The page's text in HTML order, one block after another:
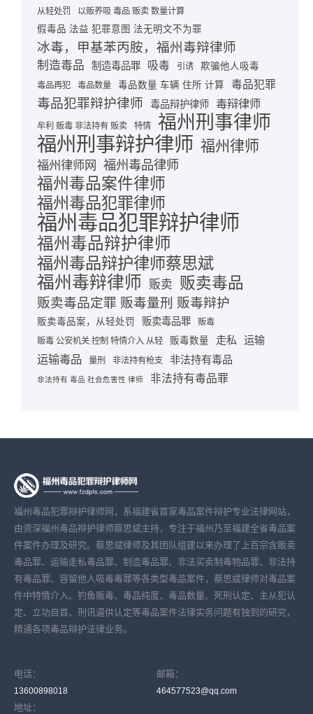
从轻处罚 以贩养吸 毒品 贩卖 数量计算
假毒品 法益 犯罪意图 法无明文不为罪
冰毒，甲基苯丙胺，福州毒辩律师
制造毒品 制造毒品罪 吸毒 引诱 欺骗他人吸毒
毒品再犯 毒品数量 毒品数量 车辆 住所 计算 毒品犯罪
毒品犯罪辩护律师 毒品辩护律师 毒辩律师
牟利 贩毒 非法持有 贩卖 特情 福州刑事律师
福州刑事辩护律师 福州律师
福州律师网 福州毒品律师
福州毒品案件律师
福州毒品犯罪律师
福州毒品犯罪辩护律师
福州毒品辩护律师
福州毒品辩护律师蔡思斌
福州毒辩律师 贩卖 贩卖毒品
贩卖毒品定罪 贩毒量刑 贩毒辩护
贩卖毒品案，从轻处罚 贩卖毒品罪
贩毒
贩毒 公安机关 控制 特情介入 从轻
贩毒数量 走私 运输
运输毒品 量刑 非法持有枪支 非法持有毒品
非法持有 毒品 社会危害性 律师 非法持有毒品罪
福州毒品犯罪辩护律师网，系福建省首家毒品案件辩护专业法律网站，
由资深福州毒品辩护律师蔡思斌主持，专注于福州乃至福建全省毒品案
件案件办理及研究。蔡思斌律师及其团队组建以来办理了上百宗含贩卖
毒品罪、运输走私毒品罪、制造毒品罪、非法买卖制毒物品罪、非法持
有毒品罪、容留他人吸毒毒罪等各类型毒品案件，蔡思斌律师对毒品案
件中特情介入、钓鱼贩毒、毒品纯度、毒品数量、死刑认定、主从犯认
定、立功自首、刑讯逼供认定等毒品案件法律实务问题有独到的研究，
精通各项毒品辩护法律业务。
电话：
13600898018
邮箱：
464577523@qq.com
地址：